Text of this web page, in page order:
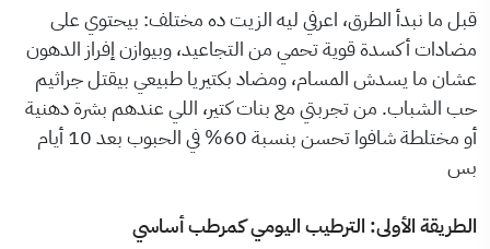
قبل ما نبدأ الطرق، اعرفي ليه الزيت ده مختلف: بيحتوي على
مضادات أكسدة قوية تحمي من التجاعيد، وبيوازن إفراز الدهون
عشان ما يسدش المسام، ومضاد بكتيريا طبيعي بيقتل جراثيم
حب الشباب. من تجربتي مع بنات كتير، اللي عندهم بشرة دهنية
أو مختلطة شافوا تحسن بنسبة 60% في الحبوب بعد 10 أيام
بس
الطريقة الأولى: الترطيب اليومي كمرطب أساسي